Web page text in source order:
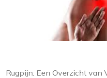
Rugpijn: Een Overzicht van